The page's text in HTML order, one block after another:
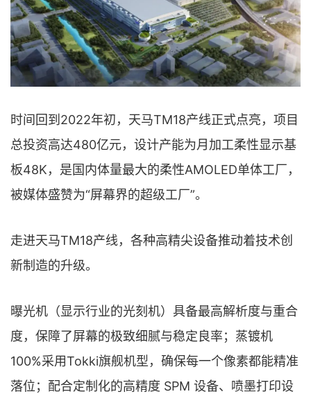
时间回到2022年初，天马TM18产线正式点亮，项目
总投资高达480亿元，设计产能为月加工柔性显示基
板48K，是国内体量最大的柔性AMOLED单体工厂，
被媒体盛赞为“屏幕界的超级工厂”。
走进天马TM18产线，各种高精尖设备推动着技术创
新制造的升级。
曝光机（显示行业的光刻机）具备最高解析度与重合
度，保障了屏幕的极致细腻与稳定良率；蒸镀机
100%采用Tokki旗舰机型，确保每一个像素都能精准
落位；配合定制化的高精度 SPM 设备、喷墨打印设